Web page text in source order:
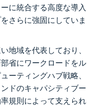
に統合する高度な導入
さらに強固にしていま
地域を代表しており、
省にワークロードをル
ーティングハブ戦略、
ドのキャパシティブー
規則によって支えられ